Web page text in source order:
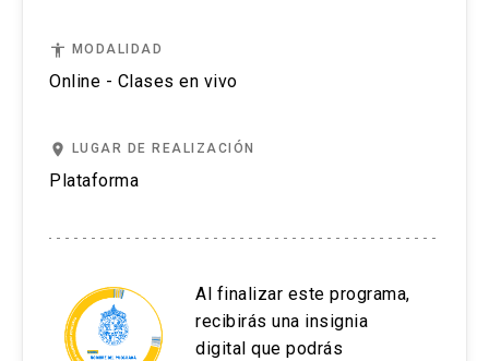
accessibility MODALIDAD
Online - Clases en vivo
place LUGAR DE REALIZACIÓN
Plataforma
Al finalizar este programa,
recibirás una insignia
digital que podrás